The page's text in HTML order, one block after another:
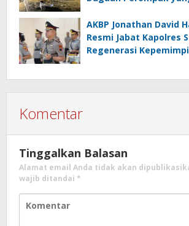
AKBP Jonathan David
Resmi Jabat Kapolres
Regenerasi
Komentar
Tinggalkan Balasan
Alamat email Anda tidak akan
wajib ditandai *